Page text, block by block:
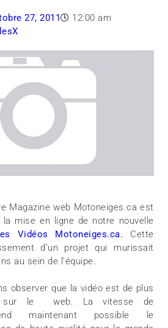
27, 2011
12:00 am
Magazine web Motoneiges.ca est
la mise en ligne de notre nouvelle
Vidéos Motoneiges.ca. Cette
d’un projet qui murissait
au sein de l’équipe.
observer que la vidéo est de plus
sur le web. La vitesse de
maintenant possible le